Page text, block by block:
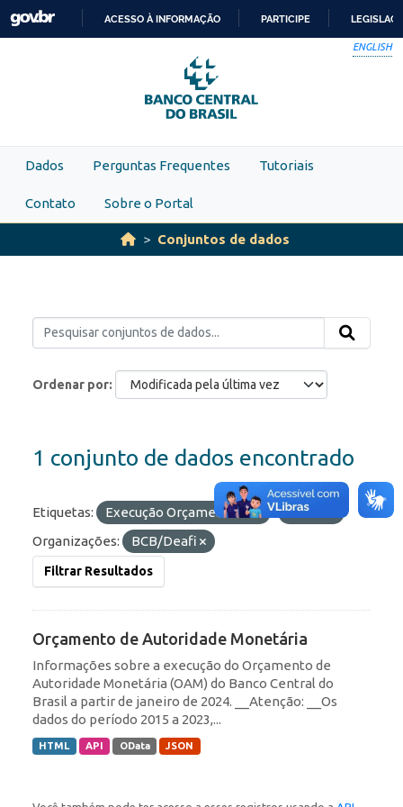
Skip to main content
PARA
O
CONTEÚDO
ACESSO À INFORMAÇÃO PARTICIPE
ENGLISH
Dados Perguntas Frequentes Tutoriais
Contato Sobre o Portal
Conjuntos de dados
Ordenar por
1 conjunto de dados encontrado
Etiquetas: Execução Orçamentária
Olinda
Organizações:
BCB/Deafi
Filtrar Resultados
Orçamento de Autoridade Monetária
Informações sobre a execução do Orçamento de
Autoridade Monetária (OAM) do Banco Central do
Brasil a partir de janeiro de 2024. __Atenção: __Os
dados do período 2015 a 2023,...
HTML API OData JSON